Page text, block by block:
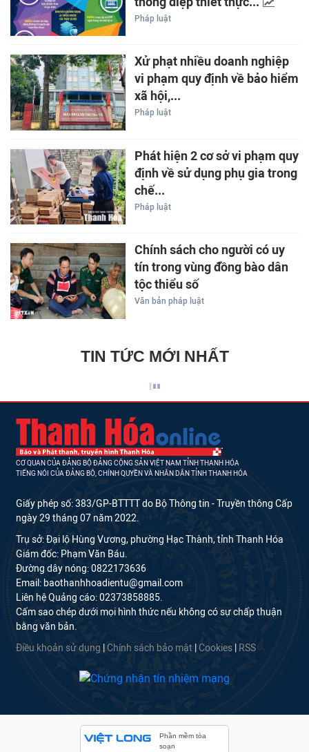
Pháp luật
Xử phạt nhiều doanh nghiệp
vi phạm quy định về bảo hiểm
xã hội,...
Pháp luật
Phát hiện 2 cơ sở vi phạm quy
định về sử dụng phụ gia trong
chế...
Pháp luật
Chính sách cho người có uy
tín trong vùng đồng bào dân
tộc thiểu số
Văn bản pháp luật
TIN TỨC MỚI NHẤT
CƠ QUAN CỦA ĐẢNG BỘ ĐẢNG CỘNG SẢN VIỆT NAM TỈNH THANH HÓA
TIẾNG NÓI CỦA ĐẢNG BỘ, CHÍNH QUYỀN VÀ NHÂN DÂN TỈNH THANH HÓA
Giấy phép số: 383/GP-BTTTT do Bộ Thông tin - Truyền thông Cấp
ngày 29 tháng 07 năm 2022.
Trụ sở: Đại lộ Hùng Vương, phường Hạc Thành, tỉnh Thanh Hóa
Giám đốc: Phạm Văn Báu.
Đường dây nóng: 0822173636
Email: baothanhhoadientu@gmail.com
Liên hệ Quảng cáo: 02373858885.
Cấm sao chép dưới mọi hình thức nếu không có sự chấp thuận
bằng văn bản.
Điều khoản sử dụng Chính sách bảo mật Cookies RSS
Phần mềm tòa
soạn